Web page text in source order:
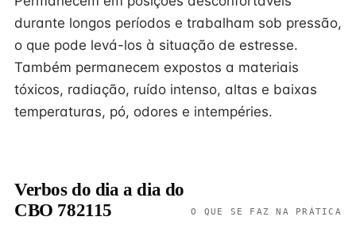
durante longos períodos e trabalham sob pressão,
o que pode levá-los à situação de estresse.
Também permanecem expostos a materiais
tóxicos, radiação, ruído intenso, altas e baixas
temperaturas, pó, odores e intempéries.
Verbos do dia a dia do
CBO 782115
O QUE SE FAZ NA PRÁTICA